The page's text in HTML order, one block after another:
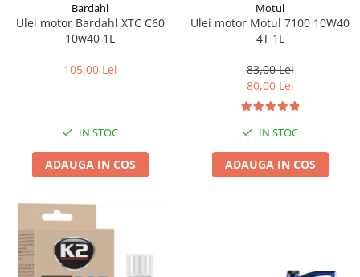
Bardahl
Ulei motor Bardahl XTC C60
10w40 1L
105,00 Lei
IN STOC
ADAUGA IN COS
Motul
Ulei motor Motul 7100 10W40
4T 1L
83,00 Lei
80,00 Lei
IN STOC
ADAUGA IN COS